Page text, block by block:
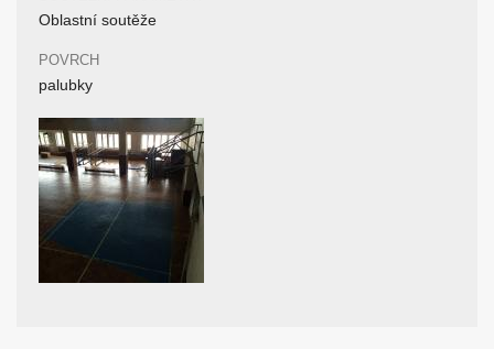
Oblastní soutěže
POVRCH
palubky